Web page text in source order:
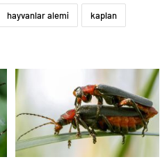
hayvanlar alemi kaplan